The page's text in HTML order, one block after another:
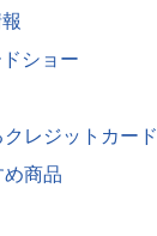
ショー
レジットカード
商品